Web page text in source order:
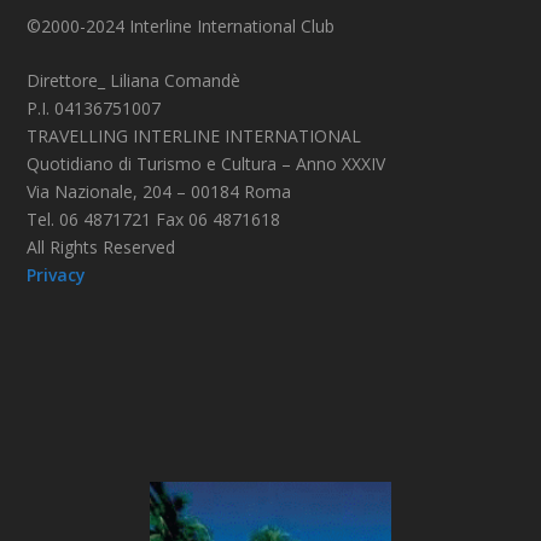
©2000-2024 Interline International Club
Direttore_ Liliana Comandè
P.I. 04136751007
TRAVELLING INTERLINE INTERNATIONAL
Quotidiano di Turismo e Cultura – Anno XXXIV
Via Nazionale, 204 – 00184 Roma
Tel. 06 4871721 Fax 06 4871618
All Rights Reserved
Privacy